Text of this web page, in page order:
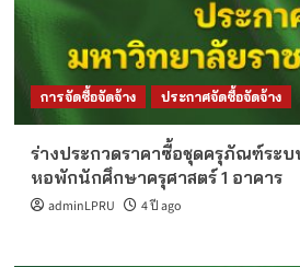
การจัดซื้อจัดจ้าง ประกาศจัดซื้อจัดจ้าง
ร่างประกวดราคาซื้อชุดครุภัณฑ์ระบ
หอพักนักศึกษาครุศาสตร์ 1 อาคาร
adminLPRU 4 ปี ago